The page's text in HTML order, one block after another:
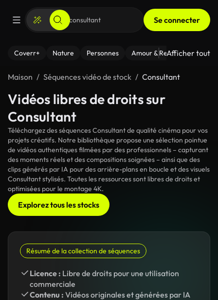
Se connecter
Coverr+ Nature Personnes Amour & Relations Le
Afficher tout
Maison Séquences vidéo de stock Consultant
Vidéos libres de droits sur
Consultant
Téléchargez des séquences Consultant de qualité cinéma pour vos
projets créatifs. Notre bibliothèque propose une sélection pointue
de vidéos authentiques filmées par des professionnels – capturant
des moments réels et des compositions soignées – ainsi que des
clips générés par IA pour des arrière-plans en boucle et des visuels
Consultant stylisés. Toutes les ressources sont libres de droits et
optimisées pour le montage 4K.
Explorez tous les stocks
Résumé de la collection de séquences
Licence : Libre de droits pour une utilisation
commerciale
Contenu : Vidéos originales et générées par IA